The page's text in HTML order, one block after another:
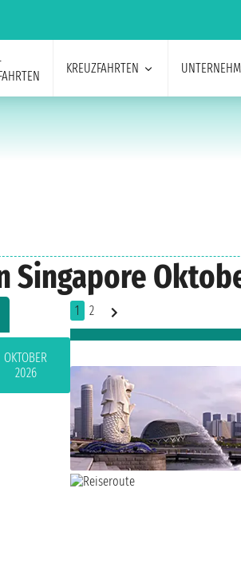
KREUZFAHRTEN
Singapore
OKTOBER
2026
1 2